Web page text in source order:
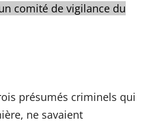
comité de vigilance du
présumés criminels qui
ne savaient